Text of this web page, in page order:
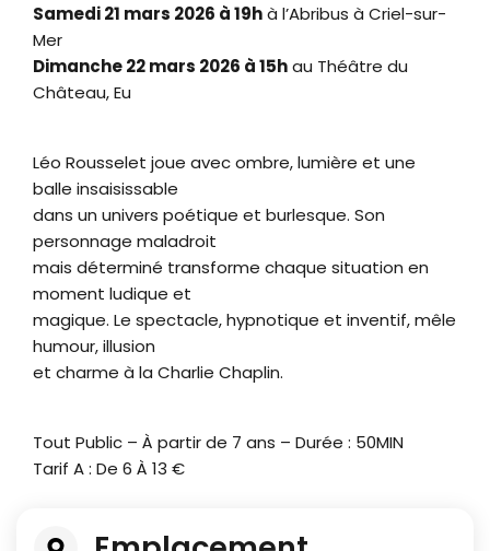
Samedi 21 mars 2026 à 19hà l’Abribus à Criel-sur-
Mer
Dimanche 22 mars 2026 à 15hau Théâtre du
Château, Eu
Léo Rousselet joue avec ombre, lumière et une
balle insaisissable
dans un univers poétique et burlesque. Son
personnage maladroit
mais déterminé transforme chaque situation en
moment ludique et
magique. Le spectacle, hypnotique et inventif, mêle
humour, illusion
et charme à la Charlie Chaplin.
Tout Public – À partir de 7 ans – Durée : 50MIN
Tarif A : De 6 À 13 €